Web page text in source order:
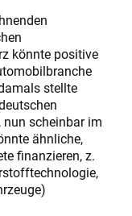
könnte positive
stellte
scheinbar im
ähnliche,
finanzieren, z.